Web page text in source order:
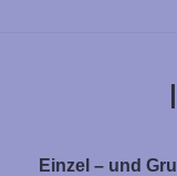
Einzel – und